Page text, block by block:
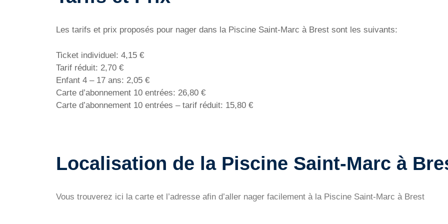
Les tarifs et prix proposés pour nager dans la Piscine Saint-Marc à Brest sont les suivants:
Ticket individuel: 4,15 €
Tarif réduit: 2,70 €
Enfant 4 – 17 ans: 2,05 €
Carte d’abonnement 10 entrées: 26,80 €
Carte d’abonnement 10 entrées – tarif réduit: 15,80 €
Localisation de la Piscine Saint-Marc à
Vous trouverez ici la carte et l’adresse afin d’aller nager facilement à la Piscine Saint-Marc à Brest